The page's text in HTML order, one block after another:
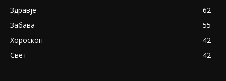
Здравје
62
Забава
55
Хороскоп
42
Свет
42